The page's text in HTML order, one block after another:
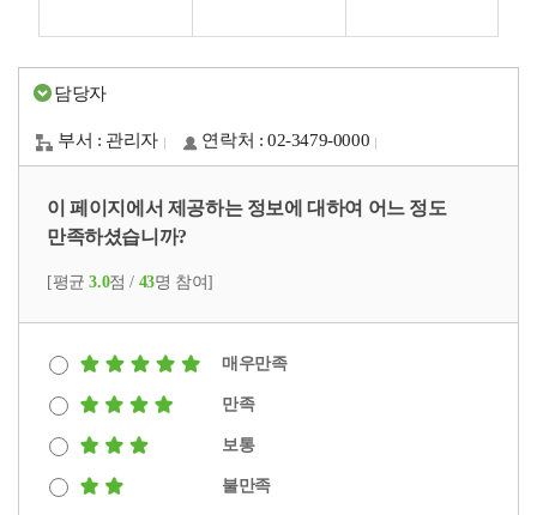
담당자
부서 : 관리자 연락처 : 02-3479-0000
이 페이지에서 제공하는 정보에 대하여 어느 정도
만족하셨습니까?
[평균3.0점 / 43명 참여]
매우만족
만족
보통
불만족